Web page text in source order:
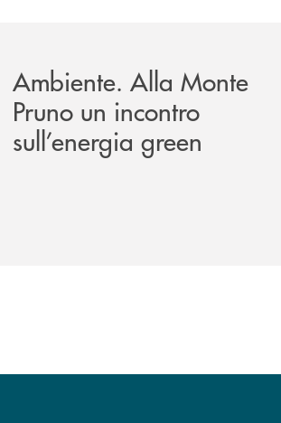
Ambiente. Alla Monte
Pruno un incontro
sull’energia green